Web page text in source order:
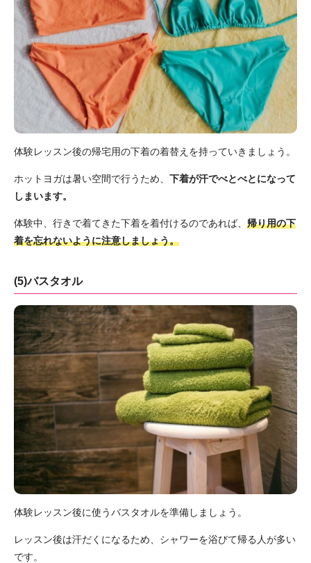
体験レッスン後の帰宅用の下着の着替えを持っていきましょう。
ホットヨガは暑い空間で行うため、 下着が汗でべとべとになって
しまいます。
体験中、行きで着てきた下着を着付けるのであれば、 帰り用の下
着を忘れないように注意しましょう。
(5)バスタオル
体験レッスン後に使うバスタオルを準備しましょう。
レッスン後は汗だくになるため、シャワーを浴びて帰る人が多い
です。